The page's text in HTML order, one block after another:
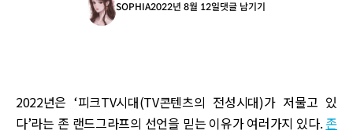
SOPHIA2022년 8월 12일댓글 남기기
2022년은 ‘피크TV시대(TV콘텐츠의 전성시대)가 저물고 있
다’라는 존 랜드그라프의 선언을 믿는 이유가 여러가지 있다. 존